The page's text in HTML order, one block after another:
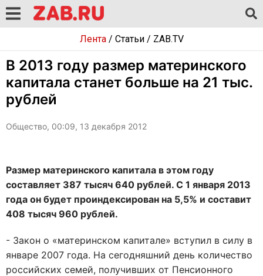
Лента/ Статьи/ ZAB.TV
В 2013 году размер материнского
капитала станет больше на 21 тыс.
рублей
Общество, 00:09, 13 декабря 2012
Размер материнского капитала в этом году
составляет 387 тысяч 640 рублей. С 1 января 2013
года он будет проиндексирован на 5,5% и составит
408 тысяч 960 рублей.
- Закон о «материнском капитале» вступил в силу в
январе 2007 года. На сегодняшний день количество
российских семей, получивших от Пенсионного